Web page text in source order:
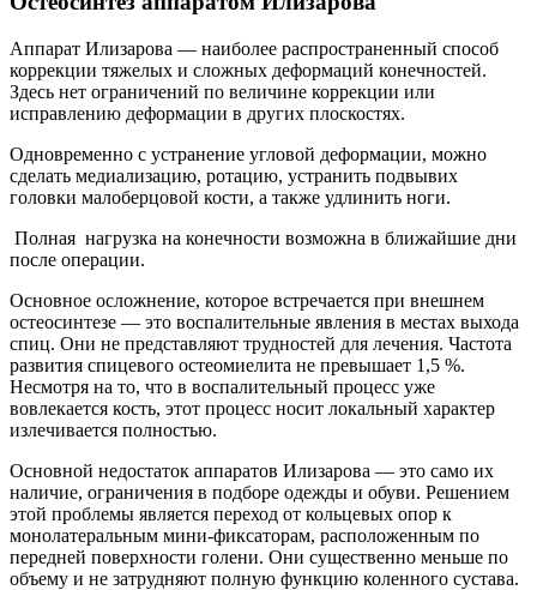
Аппарат Илизарова — наиболее распространенный способ
коррекции тяжелых и сложных деформаций конечностей.
Здесь нет ограничений по величине коррекции или
исправлению деформации в других плоскостях.
Одновременно с устранение угловой деформации, можно
сделать медиализацию, ротацию, устранить подвывих
головки малоберцовой кости, а также удлинить ноги.
Полная нагрузка на конечности возможна в ближайшие дни
после операции.
Основное осложнение, которое встречается при внешнем
остеосинтезе — это воспалительные явления в местах выхода
спиц. Они не представляют трудностей для лечения. Частота
развития спицевого остеомиелита не превышает 1,5 %.
Несмотря на то, что в воспалительный процесс уже
вовлекается кость, этот процесс носит локальный характер
излечивается полностью.
Основной недостаток аппаратов Илизарова — это само их
наличие, ограничения в подборе одежды и обуви. Решением
этой проблемы является переход от кольцевых опор к
монолатеральным мини-фиксаторам, расположенным по
передней поверхности голени. Они существенно меньше по
объему и не затрудняют полную функцию коленного сустава.